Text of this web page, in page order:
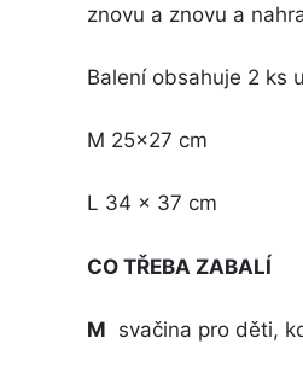
znovu a znovu a
Balení obsahuje 2 ks
M 25×27 cm
L 34 x 37 cm
CO TŘEBA ZABALÍ
M svačina pro děti,